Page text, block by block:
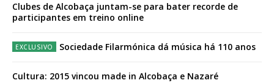
Clubes de Alcobaça juntam-se para bater recorde de
participantes em treino online
Sociedade Filarmónica dá música há 110 anos
Cultura: 2015 vincou made in Alcobaça e Nazaré